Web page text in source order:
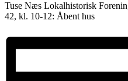
Tuse Næs Lokalhistorisk
42, kl. 10-12: Åbent hus